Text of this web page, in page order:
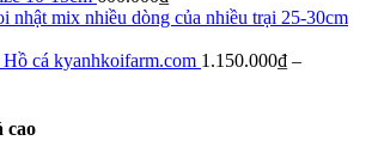
nhật mix nhiều dòng của nhiều trại 25-30cm
cá kyanhkoifarm.com 1.150.000₫ –
cao